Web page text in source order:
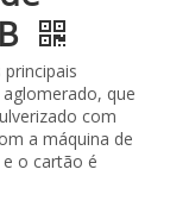
que
com
a máquina de
o cartão é